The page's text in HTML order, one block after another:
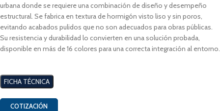
urbana donde se requiere una combinación de diseño y desempeño
estructural. Se fabrica en textura de hormigón visto liso y sin poros,
evitando acabados pulidos que no son adecuados para obras públicas.
Su resistencia y durabilidad lo convierten en una solución probada,
disponible en más de 16 colores para una correcta integración al entorno.
FICHA TÉCNICA
COTIZACIÓN